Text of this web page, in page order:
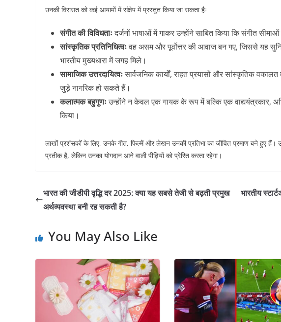
उनकी विरासत को कई आयामों में संक्षेप में प्रस्तुत किया जा सकता हैः
संगीत की विविधताःदर्जनों भाषाओं में गाकर उन्होंने साबित किया कि संगीत
सांस्कृतिक प्रतिनिधित्वःवह असम और पूर्वोत्तर की आवाज बन गए, जिससे यह
भारतीय मुख्यधारा में जगह मिले।
सामाजिक उत्तरदायित्वःसार्वजनिक कार्यों, राहत प्रयासों और सांस्कृतिक
जुड़े नागरिक हो सकते हैं।
कलात्मक बहुगुणःउन्होंने न केवल एक गायक के रूप में बल्कि एक वाद्ययंत्रकार,
किया।
लाखों प्रशंसकों के लिए, उनके गीत, फिल्में और लेखन उनकी प्रतिभा का जीवित प्रमाण बने हुए
प्रतीक है, लेकिन उनका योगदान आने वाली पीढ़ियों को प्रेरित करता रहेगा।
भारत की जीडीपी वृद्धि दर 2025: क्या यह सबसे तेजी से बढ़ती प्रमुख
अर्थव्यवस्था बनी रह सकती है?
भारतीय
You May Also Like